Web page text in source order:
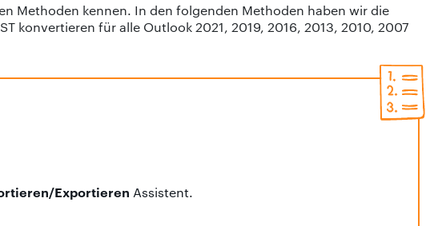
Methoden kennen. In den folgenden Methoden haben wir die
konvertieren für alle Outlook 2021, 2019, 2016, 2013, 2010, 2007
Exportieren Assistent.